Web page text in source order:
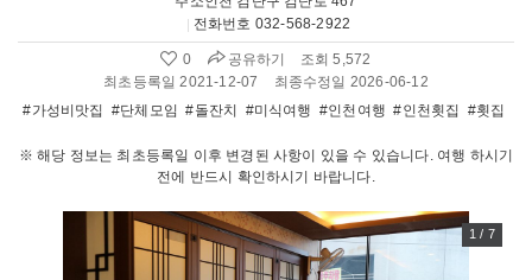
전화번호 032-568-2922
좋
아
요
수
0 공유하기
조회 5,572
최초등록일 2021-12-07
최종수정일 2026-06-12
#가성비맛집 #단체모임 #돌잔치 #미식여행 #인천여행 #인천횟집 #횟집
※ 해당 정보는 최초등록일 이후 변경된 사항이 있을 수 있습니다. 여행 하시기
전에 반드시 확인하시기 바랍니다.
1 / 7